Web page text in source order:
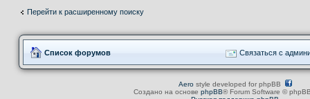
Перейти к расширенному поиску
Список форумов Связаться с
Aerostyle developed for phpBB
Создано на основе phpBB® Forum Software ©